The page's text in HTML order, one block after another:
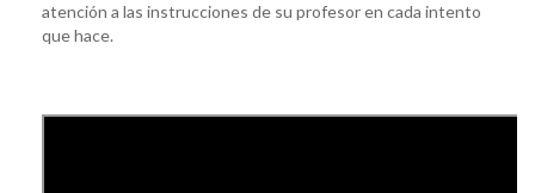
atención a las instrucciones de su profesor en cada intento
que hace.